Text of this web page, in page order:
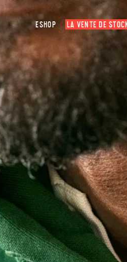
ESHOP LA VENTE DE